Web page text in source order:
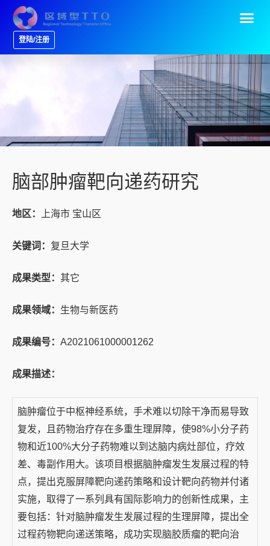
登陆/注册
脑部肿瘤靶向递药研究
地区： 上海市 宝山区
关键词： 复旦大学
成果类型： 其它
成果领域： 生物与新医药
成果编号： A2021061000001262
成果描述：
脑肿瘤位于中枢神经系统，手术难以切除干净而易导致
复发，且药物治疗存在多重生理屏障，使98%小分子药
物和近100%大分子药物难以到达脑内病灶部位，疗效
差、毒副作用大。该项目根据脑肿瘤发生发展过程的特
点，提出克服屏障靶向递药策略和设计靶向药物并付诸
实施，取得了一系列具有国际影响力的创新性成果，主
要包括：针对脑肿瘤发生发展过程的生理屏障，提出全
过程药物靶向递送策略，成功实现脑胶质瘤的靶向治